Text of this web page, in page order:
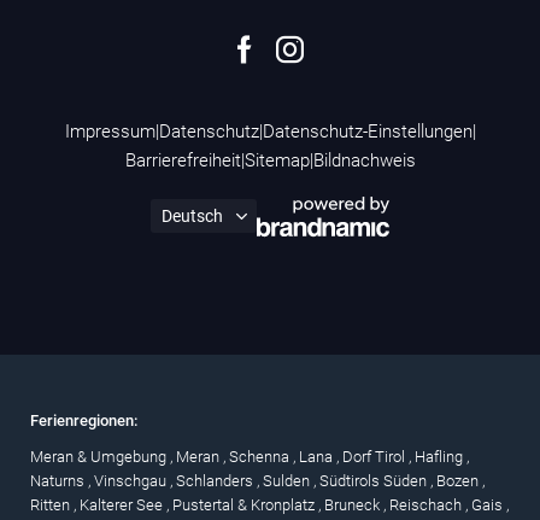
Impressum|Datenschutz|Datenschutz-Einstellungen|
Barrierefreiheit|Sitemap|Bildnachweis
Ferienregionen:
Meran & Umgebung , Meran , Schenna , Lana , Dorf Tirol , Hafling ,
Naturns , Vinschgau , Schlanders , Sulden , Südtirols Süden , Bozen ,
Ritten , Kalterer See , Pustertal & Kronplatz , Bruneck , Reischach , Gais ,